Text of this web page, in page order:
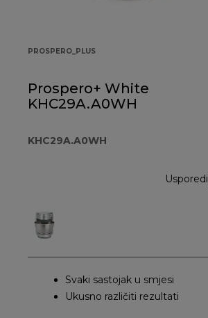
PROSPERO_PLUS
Prospero+ White
KHC29A.A0WH
KHC29A.A0WH
Usporedi
Svaki sastojak u smjesi
Ukusno različiti rezultati